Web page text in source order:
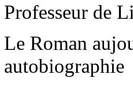
Professeur de
Le Roman
autobiographie